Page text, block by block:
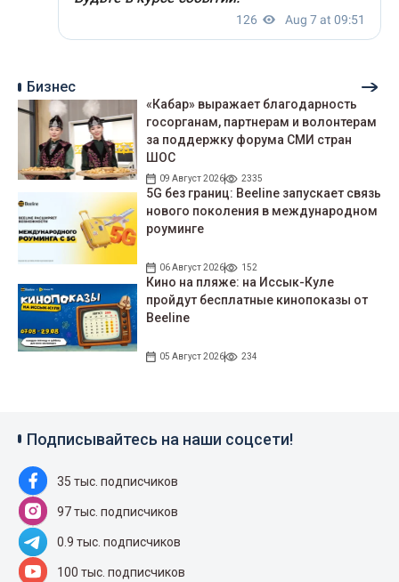
Бизнес
«Кабар» выражает благодарность
госорганам, партнерам и волонтерам
за поддержку форума СМИ стран
ШОС
09 Август 2026 2335
5G без границ: Beeline запускает связь
нового поколения в международном
роуминге
06 Август 2026 152
Кино на пляже: на Иссык-Куле
пройдут беcплатные кинопоказы от
Beeline
05 Август 2026 234
Подписывайтесь на наши соцсети!
35 тыс. подписчиков
97 тыс. подписчиков
0.9 тыс. подписчиков
100 тыс. подписчиков